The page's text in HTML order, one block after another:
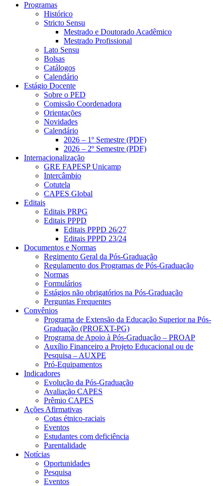
Programas
Histórico
Stricto Sensu
Mestrado e Doutorado Acadêmico
Mestrado Profissional
Lato Sensu
Bolsas
Catálogos
Calendário
Estágio Docente
Sobre o PED
Comissão Coordenadora
Orientações
Novidades
Calendário
2026 – 1º Semestre (PDF)
2026 – 2º Semestre (PDF)
Internacionalização
GRE FAPESP Unicamp
Intercâmbio
Cotutela
CAPES Global
Editais
Editais PRPG
Editais PPPD
Editais PPPD 26/27
Editais PPPD 23/24
Documentos e Normas
Regimento Geral da Pós-Graduação
Regulamento dos Programas de Pós-Graduação
Normas
Formulários
Estágios não obrigatórios na Pós-Graduação
Perguntas Frequentes
Convênios
Programa de Extensão da Educação Superior na Pós-
Graduação (PROEXT-PG)
Programa de Apoio à Pós-Graduação – PROAP
Auxílio Financeiro a Projeto Educacional ou de
Pesquisa – AUXPE
Pró-Equipamentos
Indicadores
Evolução da Pós-Graduação
Avaliação CAPES
Prêmio CAPES
Ações Afirmativas
Cotas étnico-raciais
Eventos
Estudantes com deficiência
Parentalidade
Notícias
Oportunidades
Pesquisa
Eventos